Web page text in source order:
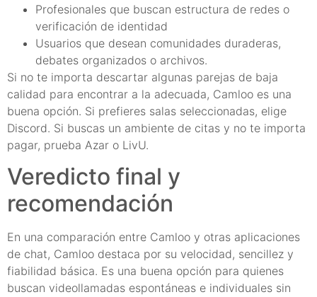
Profesionales que buscan estructura de redes o
verificación de identidad
Usuarios que desean comunidades duraderas,
debates organizados o archivos.
Si no te importa descartar algunas parejas de baja
calidad para encontrar a la adecuada, Camloo es una
buena opción. Si prefieres salas seleccionadas, elige
Discord. Si buscas un ambiente de citas y no te importa
pagar, prueba Azar o LivU.
Veredicto final y
recomendación
En una comparación entre Camloo y otras aplicaciones
de chat, Camloo destaca por su velocidad, sencillez y
fiabilidad básica. Es una buena opción para quienes
buscan videollamadas espontáneas e individuales sin